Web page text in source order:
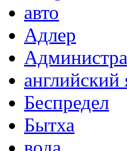
авто
Адлер
Беспредел
Бытха